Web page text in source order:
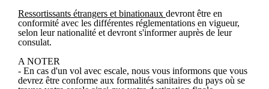
Ressortissants étrangers et binationaux devront être en
conformité avec les différentes réglementations en vigueur,
selon leur nationalité et devront s'informer auprès de leur
consulat.
A NOTER
- En cas d'un vol avec escale, nous vous informons que vous
devrez être conforme aux formalités sanitaires du pays où se